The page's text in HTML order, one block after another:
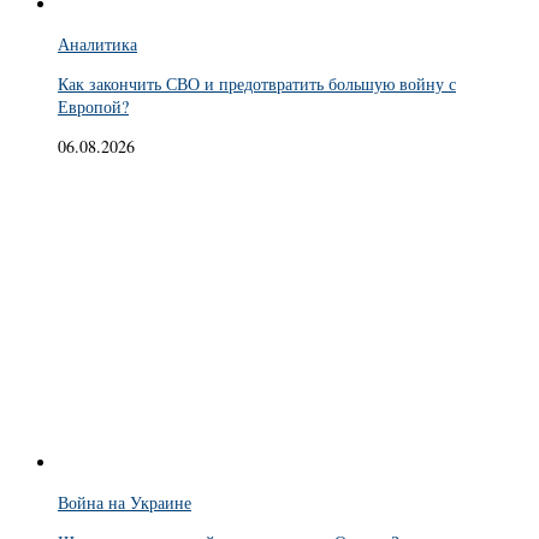
Аналитика
Как закончить СВО и предотвратить большую войну с
Европой?
06.08.2026
Война на Украине